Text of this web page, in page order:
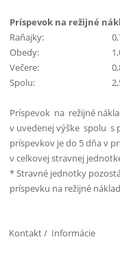
Príspevok na režijné
Raňajky:
Obedy:
Večere:
Spolu:
Príspevok na režijné
v uvedenej výške spolu
príspevkov je do 5 dňa v
v celkovej stravnej
* Stravné jednotky
príspevku na režijné
Kontakt / Informácie